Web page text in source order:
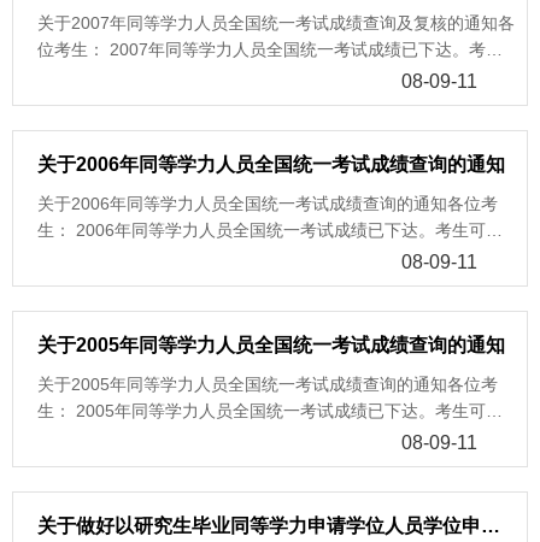
关于2007年同等学力人员全国统一考试成绩查询及复核的通知各
位考生： 2007年同等学力人员全国统一考试成绩已下达。考生
可输入姓名及准考证号码或输入姓名及身份证号码(若末位为字
母x，请注意尝试其大小写)查询成绩。说明：1、外国语水平和
学科综合水平考试成绩的合格分数线 均为60分，其中英语试卷
二的成绩不低于18分，俄语、法语、德语和日语试卷二的成绩不
60分。 2、外语成绩查询：显示栏目中“外语成绩1”是指外语总成
绩，“外语成绩2”是指外语试卷二成绩；两者成绩合格者才显示合
格证书编号。 3、 学科综合成绩查询：除建筑学考生外，其余所
有考生只显示“课程成绩1”，“课程成绩2”为建筑学考生快速设计
成绩。 4、 从2006年起，各省（自治区、直辖市）学位与研究
生教育主管部门将不再颁发《同等学力人员申请硕士学位外国语
科综合水平全国统一考试合格证书》，学位中心下达至我校的合
格考生清单，将作为有关考生考试成绩合格的证明。 5、国务院
学位委员会根据教育部《国家教育考试违规处理办法》（教育部
第18号令）的有关规定，对2007年同等学力人员申请硕士学位
做出“取消当年考试成绩”的处理决定。根据这一决定，上述考生
08-09-11
关于2006年同等学力人员全国统一考试成绩查询的通知
关于2006年同等学力人员全国统一考试成绩查询的通知各位考
生： 2006年同等学力人员全国统一考试成绩已下达。考生可输
入姓名及准考证号码或输入姓名及身份证号码(若末位为字母x，
请注意尝试其大小写)查询成绩。说明：1、外国语水平和学科综
合水平考试成绩的合格分数线 均为60分，其中英语试卷二的成
绩不低于18分，俄语、法语、德语和日语试卷二的成绩不低于16
2、外语成绩查询：显示栏目中“外语成绩1”是指外语总成绩，“外
语成绩2”是指外语试卷二成绩；两者成绩合格者才显示合格证书
编号。 3、 学科综合成绩查询：除建筑学考生外，其余所有考生
只显示“课程成绩1”，“课程成绩2”为建筑学考生快速设计成绩。
4、 从2006年起，各省（自治区、直辖市）学位与研究生教育主
管部门将不再颁发《同等学力人员申请硕士学位外国语水平全国
08-09-11
关于2005年同等学力人员全国统一考试成绩查询的通知
关于2005年同等学力人员全国统一考试成绩查询的通知各位考
生： 2005年同等学力人员全国统一考试成绩已下达。考生可输
入姓名及准考证号码或输入姓名及身份证号码(若末位为字母x，
请注意尝试其大小写)查询成绩。说明：1、外国语水平和学科综
合水平考试成绩的合格分数线均为60分，其中英语试卷二的成绩
不低于18分，俄语、法语、德语和日语试卷二的成绩不低于16
08-09-11
关于做好以研究生毕业同等学力申请学位人员学位申请材料归档工作的通知